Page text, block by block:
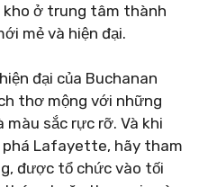
kho ở trung tâm thành
mẻ và hiện đại.
đại của Buchanan
thơ mộng với những
sắc rực rỡ. Và khi
phá Lafayette, hãy tham
được tổ chức vào tối